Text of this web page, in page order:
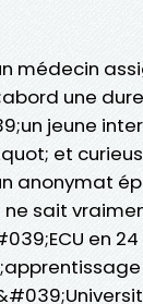
médecin
une
jeune
et
anonymat
sait
en